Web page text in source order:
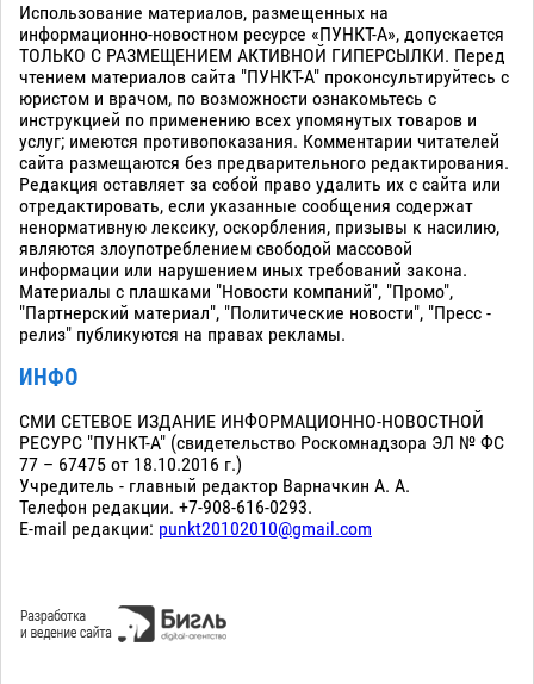
Использование материалов, размещенных на
информационно-новостном ресурсе «ПУНКТ-А», допускается
ТОЛЬКО С РАЗМЕЩЕНИЕМ АКТИВНОЙ ГИПЕРСЫЛКИ. Перед
чтением материалов сайта "ПУНКТ-А" проконсультируйтесь с
юристом и врачом, по возможности ознакомьтесь с
инструкцией по применению всех упомянутых товаров и
услуг; имеются противопоказания. Комментарии читателей
сайта размещаются без предварительного редактирования.
Редакция оставляет за собой право удалить их с сайта или
отредактировать, если указанные сообщения содержат
ненормативную лексику, оскорбления, призывы к насилию,
являются злоупотреблением свободой массовой
информации или нарушением иных требований закона.
Материалы с плашками "Новости компаний", "Промо",
"Партнерский материал", "Политические новости", "Пресс -
релиз" публикуются на правах рекламы.
ИНФО
СМИ СЕТЕВОЕ ИЗДАНИЕ ИНФОРМАЦИОННО-НОВОСТНОЙ
РЕСУРС "ПУНКТ-А" (свидетельство Роскомнадзора ЭЛ № ФС
77 – 67475 от 18.10.2016 г.)
Учредитель - главный редактор Варначкин А. А.
Телефон редакции. +7-908-616-0293.
E-mail редакции: punkt20102010@gmail.com